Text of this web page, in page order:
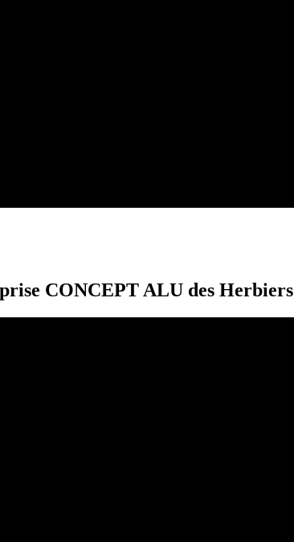
CONCEPT ALU des Herbiers